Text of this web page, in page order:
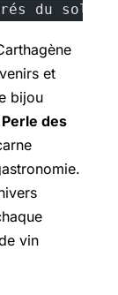
du
et
bijou
Perle des
vin